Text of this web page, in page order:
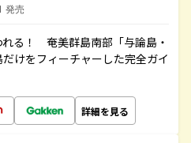
発売
る！ 奄美群島南部「与論島・
けをフィーチャーした完全ガイ
詳細を見る